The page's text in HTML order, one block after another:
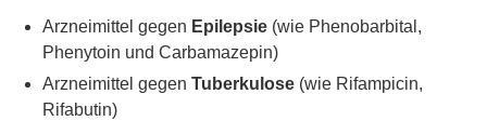
Arzneimittel gegen Epilepsie (wie Phenobarbital,
Phenytoin und Carbamazepin)
Arzneimittel gegen Tuberkulose (wie Rifampicin,
Rifabutin)